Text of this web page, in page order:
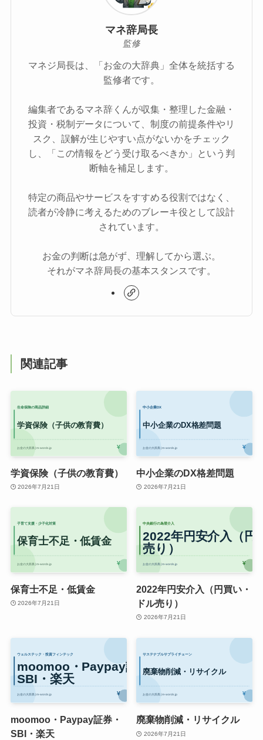
マネ辞局長
監修
マネジ局長は、「お金の大辞典」全体を統括する
監修者です。
編集者であるマネ辞くんが収集・整理した金融・
投資・税制データについて、制度の前提条件やリ
スク、誤解が生じやすい点がないかをチェック
し、「この情報をどう受け取るべきか」という判
断軸を補足します。
特定の商品やサービスをすすめる役割ではなく、
読者が冷静に考えるためのブレーキ役として設計
されています。
お金の判断は急がず、理解してから選ぶ。
それがマネ辞局長の基本スタンスです。
関連記事
学資保険（子供の教育費）
2026年7月21日
中小企業のDX格差問題
2026年7月21日
保育士不足・低賃金
2026年7月21日
2022年円安介入（円買い・
ドル売り）
2026年7月21日
moomoo・Paypay証券・
SBI・楽天
廃棄物削減・リサイクル
2026年7月21日